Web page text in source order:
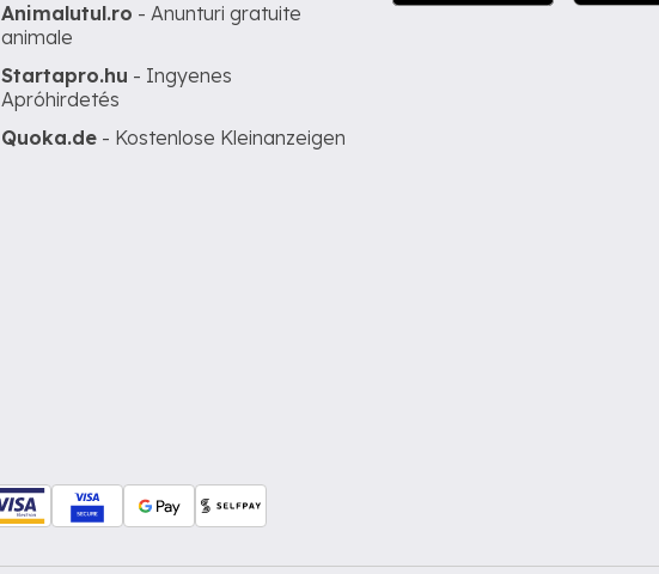
Animalutul.ro - Anunturi gratuite
animale
Startapro.hu - Ingyenes
Apróhirdetés
Quoka.de - Kostenlose Kleinanzeigen